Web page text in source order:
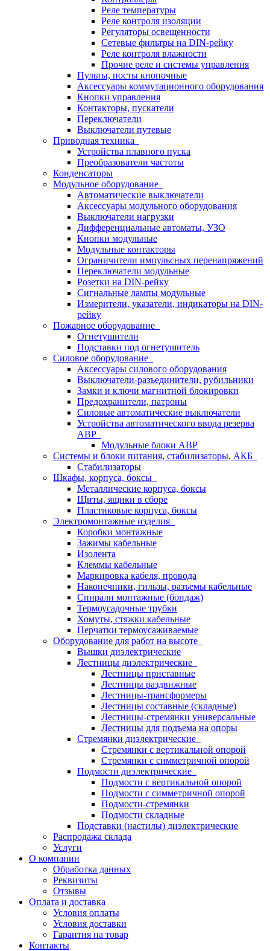
Реле температуры
Реле контроля изоляции
Регуляторы освещенности
Сетевые фильтры на DIN-рейку
Реле контроля влажности
Прочие реле и системы управления
Пульты, посты кнопочные
Аксессуары коммутационного оборудования
Кнопки управления
Контакторы, пускатели
Переключатели
Выключатели путевые
Приводная техника
Устройства плавного пуска
Преобразователи частоты
Конденсаторы
Модульное оборудование
Автоматические выключатели
Аксессуары модульного оборудования
Выключатели нагрузки
Дифференциальные автоматы, УЗО
Кнопки модульные
Модульные контакторы
Ограничители импульсных перенапряжений
Переключатели модульные
Розетки на DIN-рейку
Сигнальные лампы модульные
Измерители, указатели, индикаторы на DIN-
рейку
Пожарное оборудование
Огнетушители
Подставки под огнетушитель
Силовое оборудование
Аксессуары силового оборудования
Выключатели-разъединители, рубильники
Замки и ключи магнитной блокировки
Предохранители, патроны
Силовые автоматические выключатели
Устройства автоматического ввода резерва
АВР
Модульные блоки АВР
Системы и блоки питания, стабилизаторы, АКБ
Стабилизаторы
Шкафы, корпуса, боксы
Металлические корпуса, боксы
Щиты, ящики в сборе
Пластиковые корпуса, боксы
Электромонтажные изделия
Коробки монтажные
Зажимы кабельные
Изолента
Клеммы кабельные
Маркировка кабеля, провода
Наконечники, гильзы, разъемы кабельные
Спирали монтажные (бондаж)
Термоусадочные трубки
Хомуты, стяжки кабельные
Перчатки термоусаживаемые
Оборудование для работ на высоте
Вышки диэлектрические
Лестницы диэлектрические
Лестницы приставные
Лестницы раздвижные
Лестницы-трансформеры
Лестницы составные (складные)
Лестницы-стремянки универсальные
Лестницы для подъема на опоры
Стремянки диэлектрические
Стремянки с вертикальной опорой
Стремянки с симметричной опорой
Подмости диэлектрические
Подмости с вертикальной опорой
Подмости с симметричной опорой
Подмости-стремянки
Подмости складные
Подставки (настилы) диэлектрические
Распродажа склада
Услуги
О компании
Обработка данных
Реквизиты
Отзывы
Оплата и доставка
Условия оплаты
Условия доставки
Гарантия на товар
Контакты